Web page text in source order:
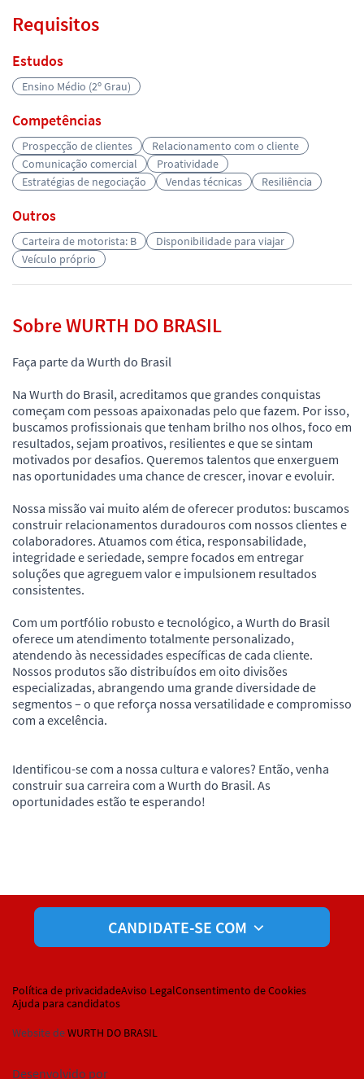
Requisitos
Estudos
Ensino Médio (2º Grau)
Competências
Prospecção de clientes
Relacionamento com o cliente
Comunicação comercial
Proatividade
Estratégias de negociação
Vendas técnicas Resiliência
Outros
Carteira de motorista: B
Disponibilidade para viajar
Veículo próprio
Sobre WURTH DO BRASIL
Faça parte da Wurth do Brasil
Na Wurth do Brasil, acreditamos que grandes conquistas
começam com pessoas apaixonadas pelo que fazem. Por isso,
buscamos profissionais que tenham brilho nos olhos, foco em
resultados, sejam proativos, resilientes e que se sintam
motivados por desafios. Queremos talentos que enxerguem
nas oportunidades uma chance de crescer, inovar e evoluir.
Nossa missão vai muito além de oferecer produtos: buscamos
construir relacionamentos duradouros com nossos clientes e
colaboradores. Atuamos com ética, responsabilidade,
integridade e seriedade, sempre focados em entregar
soluções que agreguem valor e impulsionem resultados
consistentes.
Com um portfólio robusto e tecnológico, a Wurth do Brasil
oferece um atendimento totalmente personalizado,
atendendo às necessidades específicas de cada cliente.
Nossos produtos são distribuídos em oito divisões
especializadas, abrangendo uma grande diversidade de
segmentos – o que reforça nossa versatilidade e compromisso
com a excelência.
Identificou-se com a nossa cultura e valores? Então, venha
construir sua carreira com a Wurth do Brasil. As
oportunidades estão te esperando!
CANDIDATE-SE COM
Política de privacidadeAviso LegalConsentimento de Cookies
Ajuda para candidatos
Website deWURTH DO BRASIL
Desenvolvido por